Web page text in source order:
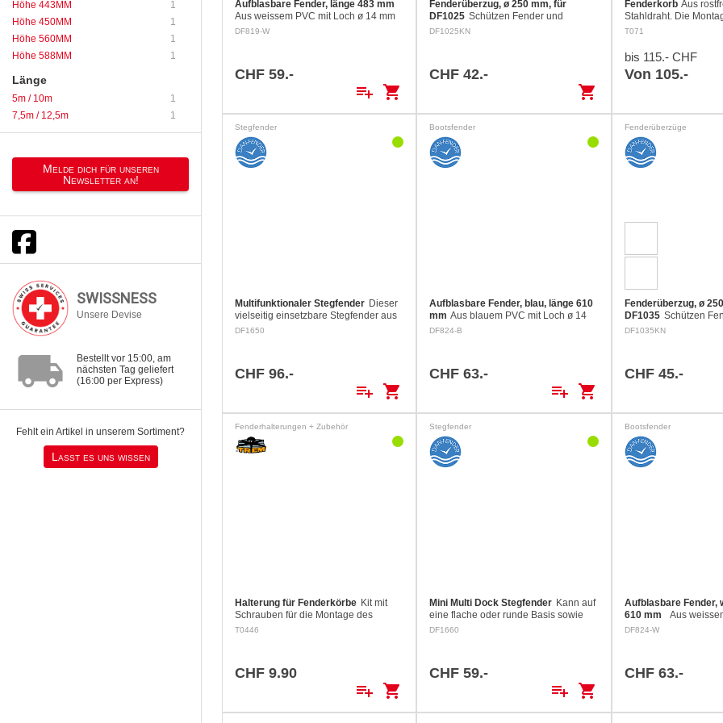
Höhe 443MM
1
Höhe 450MM
1
Höhe 560MM
1
Höhe 588MM
1
Länge
5m / 10m
1
7,5m / 12,5m
1
Melde dich für unseren
Newsletter an!
SWISSNESS
Unsere Devise
local_shipping
Bestellt vor 15:00, am
nächsten Tag geliefert
(16:00 per Express)
Fehlt ein Artikel in unserem Sortiment?
Lasst es uns wissen
Aufblasbare Fender, länge 483 mm
Aus weissem PVC mit Loch ø 14 mm
und durchgehendem Tau Länge 483
DF819-W
CHF 59.-
playlist_add shopping_cart
Fenderüberzug, ø 250 mm, für
DF1025 Schützen Fender und
Bordwand und verhindern das
40°
DF1025KN
CHF 42.-
shopping_cart
Fenderkorb Aus
Stahldraht. Die
verschiedene
oder Heckkorb,
schräg.
T071
bis 115.- CHF
Von 105.-
Stegfender
Multifunktionaler Stegfender Dieser
vielseitig einsetzbare Stegfender aus
äusserst robustem PVC kann als
DF1650
CHF 96.-
playlist_add shopping_cart
Bootsfender
Aufblasbare Fender, blau, länge 610
mm Aus blauem PVC mit Loch ø 14
mm und durchgehendem Tau
DF824-B
CHF 63.-
playlist_add shopping_cart
Fenderüberzüge
Fenderüberzug, ø
DF1035 Schützen
Bordwand und
40°
DF1035KN
CHF 45.-
Fenderhalterungen + Zubehör
Halterung für Fenderkörbe Kit mit
Schrauben für die Montage des
Fenderkörben an der Relingstütze mit
T0446
CHF 9.90
playlist_add shopping_cart
Stegfender
Mini Multi Dock Stegfender Kann auf
eine flache oder runde Basis sowie
auf einer Ecke befestigt werden.
DF1660
CHF 59.-
playlist_add shopping_cart
Bootsfender
Aufblasbare Fender,
610 mm
Aus
ø 14 mm und
DF824-W
CHF 63.-